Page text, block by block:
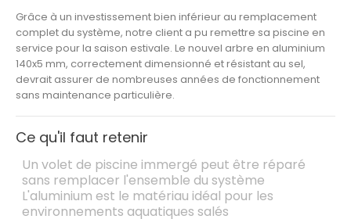
Grâce à un investissement bien inférieur au remplacement
complet du système, notre client a pu remettre sa piscine en
service pour la saison estivale. Le nouvel arbre en aluminium
140x5 mm, correctement dimensionné et résistant au sel,
devrait assurer de nombreuses années de fonctionnement
sans maintenance particulière.
Ce qu'il faut retenir
Un volet de piscine immergé peut être réparé
sans remplacer l'ensemble du système
L'aluminium est le matériau idéal pour les
environnements aquatiques salés